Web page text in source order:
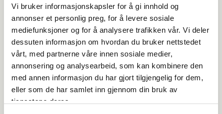
Vi bruker informasjonskapsler for å gi innhold og
annonser et personlig preg, for å levere sosiale
mediefunksjoner og for å analysere trafikken vår. Vi deler
dessuten informasjon om hvordan du bruker nettstedet
vårt, med partnerne våre innen sosiale medier,
annonsering og analysearbeid, som kan kombinere den
med annen informasjon du har gjort tilgjengelig for dem,
eller som de har samlet inn gjennom din bruk av
tjenestene deres.
Leveringsinformasjon
Dokumentasjon
Alternative produkter